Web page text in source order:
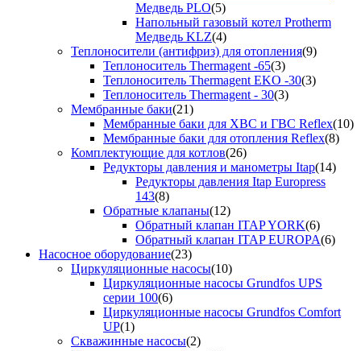
Медведь PLO(5)
Напольный газовый котел Protherm
Медведь KLZ(4)
Теплоносители (антифриз) для отопления(9)
Теплоноситель Thermagent -65(3)
Теплоноситель Thermagent EKO -30(3)
Теплоноситель Thermagent - 30(3)
Мембранные баки(21)
Мембранные баки для ХВС и ГВС Reflex(10)
Мембранные баки для отопления Reflex(8)
Комплектующие для котлов(26)
Редукторы давления и манометры Itap(14)
Редукторы давления Itap Europress
143(8)
Обратные клапаны(12)
Обратный клапан ITAP YORK(6)
Обратный клапан ITAP EUROPA(6)
Насосное оборудование(23)
Циркуляционные насосы(10)
Циркуляционные насосы Grundfos UPS
серии 100(6)
Циркуляционные насосы Grundfos Comfort
UP(1)
Скважинные насосы(2)